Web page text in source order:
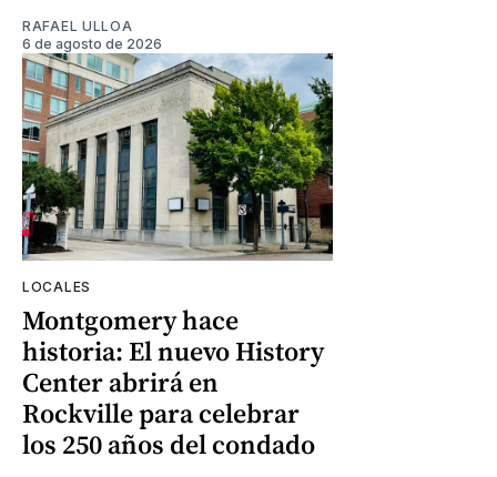
RAFAEL ULLOA
6 de agosto de 2026
LOCALES
Montgomery hace
historia: El nuevo History
Center abrirá en
Rockville para celebrar
los 250 años del condado